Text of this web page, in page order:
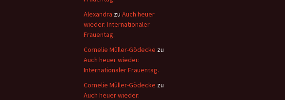
Alexandra zu Auch heuer
wieder: Internationaler
Frauentag.
Cornelie Müller-Gödecke zu
Auch heuer wieder:
Internationaler Frauentag.
Cornelie Müller-Gödecke zu
Auch heuer wieder: